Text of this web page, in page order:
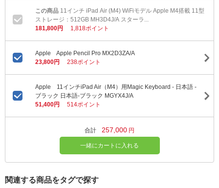
11インチ iPad Air (M4) WiFiモデル Apple M4搭載 11型
ストレージ：512GB MH3D4J/A スターラ...
181,800円
1,818ポイント
Apple Apple Pencil Pro MX2D3ZA/A
23,800円
238ポイント
Apple 11インチiPad Air（M4）用Magic Keyboard - 日本語 -
ブラック 日本語-ブラック MGYX4J/A
51,400円
514ポイント
合計 257,000 円
一緒にカートに入れる
関連する商品をタグで探す